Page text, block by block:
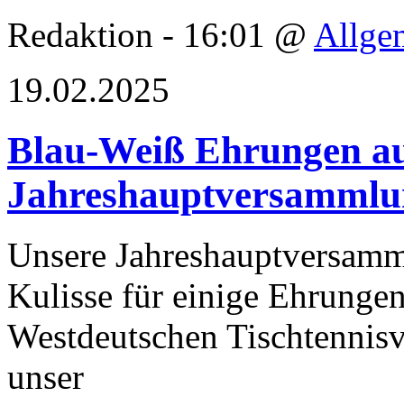
Redaktion - 16:01 @
19.02.2025
Blau-Weiß Ehrungen
Unsere
Kulisse für einige
Westdeutschen
unser